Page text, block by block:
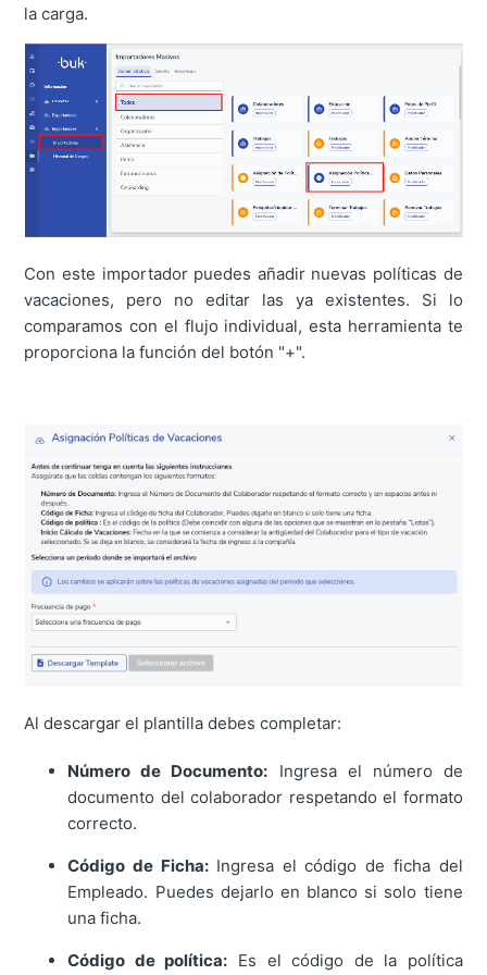
la carga.
Con este importador puedes añadir nuevas políticas de
vacaciones, pero no editar las ya existentes. Si lo
comparamos con el flujo individual, esta herramienta te
proporciona la función del botón "+".
Al descargar el plantilla debes completar:
Número de Documento: Ingresa el número de
documento del colaborador respetando el formato
correcto.
Código de Ficha: Ingresa el código de ficha del
Empleado. Puedes dejarlo en blanco si solo tiene
una ficha.
Código de política: Es el código de la política